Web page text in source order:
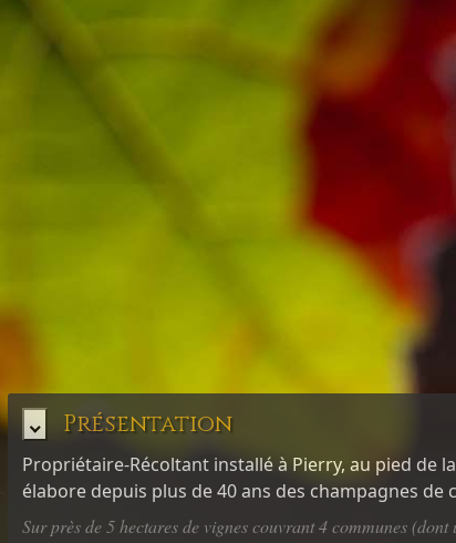
Présentation
Propriétaire-Récoltant installé à Pierry, au pied de
élabore depuis plus de 40 ans des champagnes
Sur près de 5 hectares de vignes couvrant 4 communes